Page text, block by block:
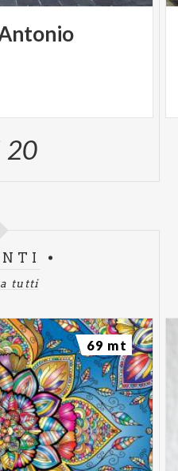
20
tutti
69 mt